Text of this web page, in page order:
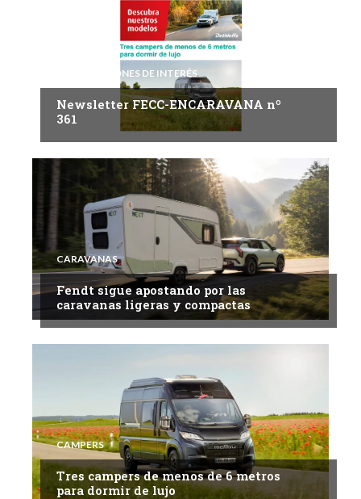
INFORMACIONES DE INTERÉS
Newsletter FECC-ENCARAVANA nº
361
CARAVANAS
Fendt sigue apostando por las
caravanas ligeras y compactas
CAMPERS
Tres campers de menos de 6 metros
para dormir de lujo